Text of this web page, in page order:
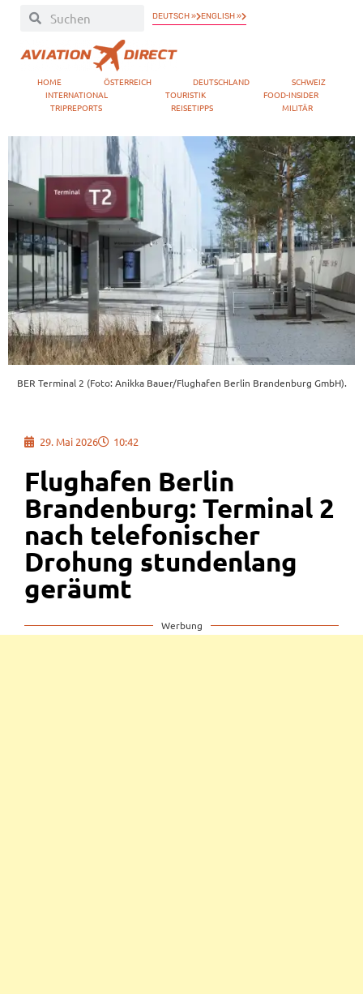
DEUTSCH » ENGLISH »
HOME ÖSTERREICH DEUTSCHLAND
SCHWEIZ
INTERNATIONAL
TOURISTIK
FOOD-INSIDER
TRIPREPORTS
REISETIPPS MILITÄR
BER Terminal 2 (Foto: Anikka Bauer/Flughafen Berlin Brandenburg GmbH).
29. Mai 2026 10:42
Flughafen Berlin
Brandenburg: Terminal 2
nach telefonischer
Drohung stundenlang
geräumt
Werbung